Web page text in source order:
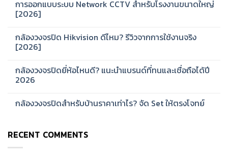
on
Hikvision
รุ่น
แนะนำ
ซี
รีส์
และ
ออฟฟิศ
[2026]
การออกแบบระบบ Network CCTV สำหรับโรงงานขนาดใหญ่
[2026]
on
การ
ออกแบบ
CCTV
สำหรับ
โรงงาน
[2026]
กล้องวงจรปิด Hikvision ดีไหม? รีวิวจากการใช้งานจริง
[2026]
on
กล้อง
วงจรปิด
ไหม?
ใช้
งาน
[2026]
กล้องวงจรปิดยี่ห้อไหนดี? แนะนำแบรนด์ที่ทนและเชื่อถือได้ปี
2026
on
ไหน
ดี?
แบรนด์
กล้องวงจรปิดสำหรับบ้านราคาเท่าไร? จัด Set ให้ตรงโจทย์
กล้อง
วงจรปิด
สำหรับ
RECENT COMMENTS